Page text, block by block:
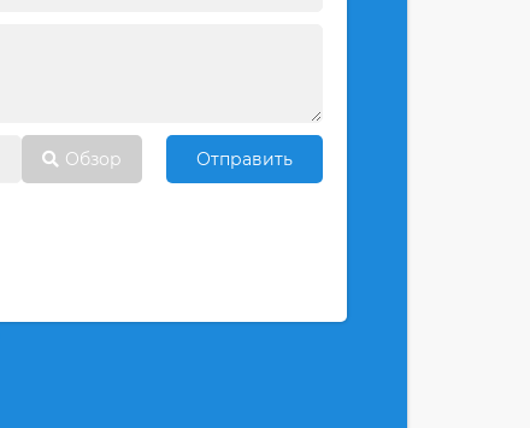
Обзор Отправить